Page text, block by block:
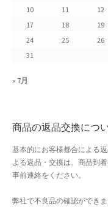
ご利用規約
よくある質問
カート
カート
10
11 12
17
18 19
24
25 26
31
« 7月
商品の返品交換につ
基本的にお客様都合による
よる返品・交換は、商品到
事前連絡をください。
弊社で不良品の確認ができ